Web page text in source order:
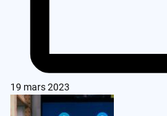
19 mars 2023